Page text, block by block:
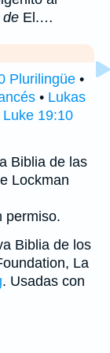
de El.…
Plurilingüe •
• Lukas
Luke 19:10
Biblia de las
Lockman
permiso.
Biblia de los
La
. Usadas con